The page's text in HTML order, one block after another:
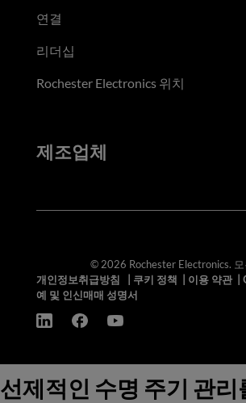
연결
리더십
Rochester Electronics 위치
제조업체
© 2026 Rochester Electronics.
개인정보취급방침
쿠키 정책 이용 약관|
예 및 인신매매 성명서
선제적인 수명 주기 관리